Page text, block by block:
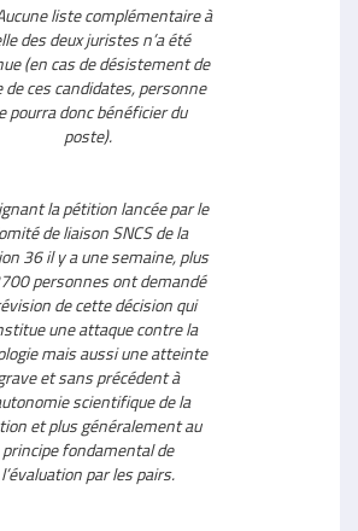
liste complémentaire à
des deux juristes n’a été
(en cas de désistement de
de ces candidates, personne
pourra donc bénéficier du
poste).
la pétition lancée par le
de liaison SNCS de la
36 il y a une semaine, plus
personnes ont demandé
de cette décision qui
une attaque contre la
mais aussi une atteinte
et sans précédent à
scientifique de la
et plus généralement au
principe fondamental de
l’évaluation par les pairs.